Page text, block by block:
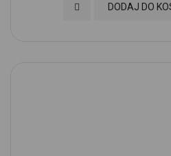
DODAJ DO
Dodaj do Ulubionych